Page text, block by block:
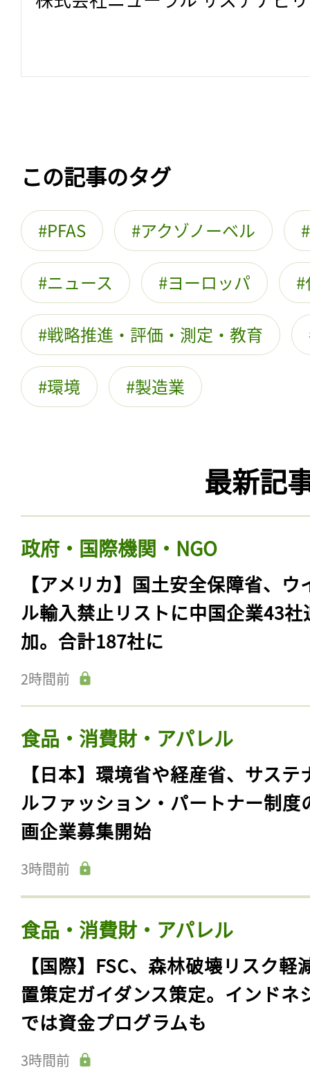
この記事のタグ
PFAS アクゾノーベル
ニュース ヨーロッパ
戦略推進・評価・測定・教育
環境 製造業
最新記
政府・国際機関・NGO
【アメリカ】国土安全保障省、ウ
ル輸入禁止リストに中国企業43社
加。合計187社に
2時間前
食品・消費財・アパレル
【日本】環境省や経産省、サステ
ルファッション・パートナー制度
画企業募集開始
3時間前
食品・消費財・アパレル
【国際】FSC、森林破壊リスク軽
置策定ガイダンス策定。インドネ
では資金プログラムも
3時間前